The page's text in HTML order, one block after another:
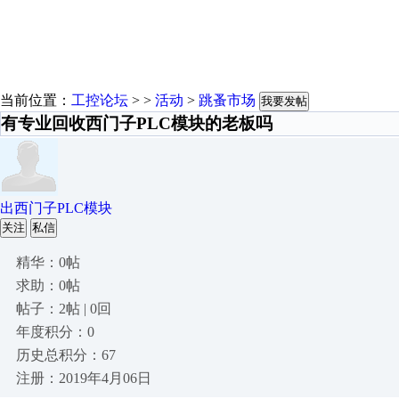
当前位置： 工控论坛 > > 活动 > 跳蚤市场 我要发帖
有专业回收西门子PLC模块的老板吗
出西门子PLC模块
关注 私信
精华：0帖
求助：0帖
帖子：2帖 | 0回
年度积分：0
历史总积分：67
注册：2019年4月06日